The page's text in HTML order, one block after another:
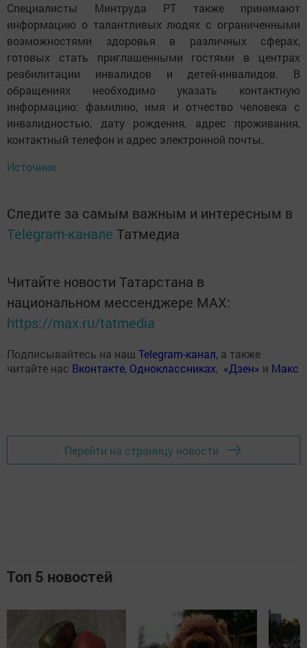
Специалисты Минтруда РТ также принимают
информацию о талантливых людях с ограниченными
возможностями здоровья в различных сферах,
готовых стать приглашенными гостями в центрах
реабилитации инвалидов и детей-инвалидов. В
обращениях необходимо указать контактную
информацию: фамилию, имя и отчество человека с
инвалидностью, дату рождения, адрес проживания,
контактный телефон и адрес электронной почты.
Источник
Следите за самым важным и интересным в
Telegram-канале Татмедиа
Читайте новости Татарстана в
национальном мессенджере MАХ:
https://max.ru/tatmedia
Подписывайтесь на наш Telegram-канал, а также
читайте нас Вконтакте, Одноклассниках, «Дзен» и Макс
Перейти на страницу новости
Топ 5 новостей